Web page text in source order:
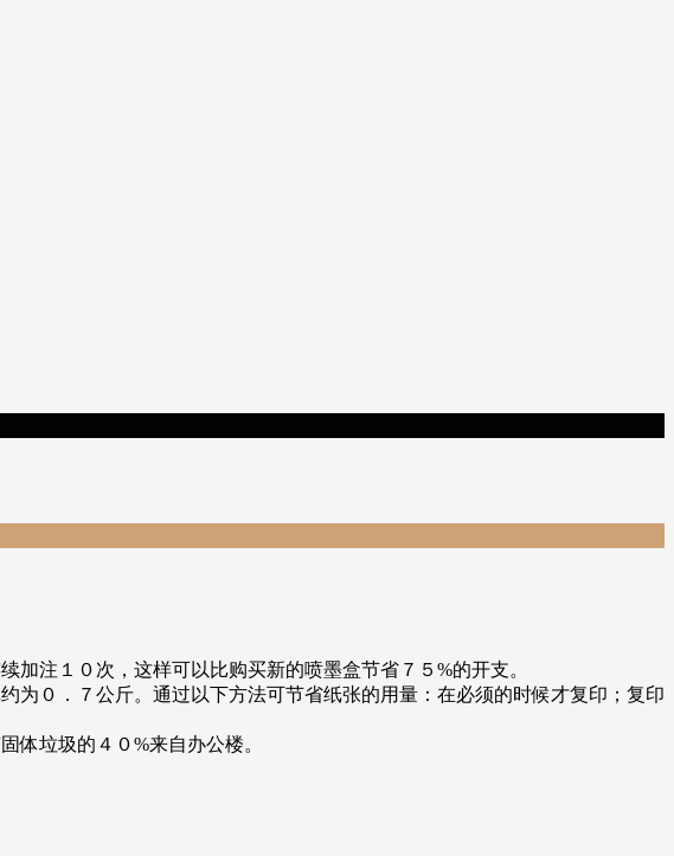
注１０次，这样可以比购买新的喷墨盒节省７５%的开支。
为０．７公斤。通过以下方法可节省纸张的用量：在必须的时候才复印；复印
体垃圾的４０%来自办公楼。